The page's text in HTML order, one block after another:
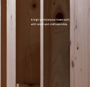
せ
い合わせ
点検依頼